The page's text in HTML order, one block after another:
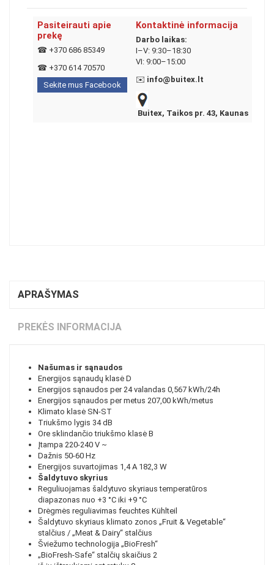
Pasiteirauti apie
prekę
☎ +370 686 85349
☎ +370 614 70570
Sekite mus Facebook
Kontaktinė informacija
Darbo laikas:
I–V: 9:30–18:30
VI: 9:00–15:00
✉️ info@buitex.lt
Buitex, Taikos pr. 43, Kaunas
APRAŠYMAS
PREKĖS INFORMACIJA
Našumas ir sąnaudos
Energijos sąnaudų klasė D
Energijos sąnaudos per 24 valandas 0,567 kWh/24h
Energijos sąnaudos per metus 207,00 kWh/metus
Klimato klasė SN-ST
Triukšmo lygis 34 dB
Ore sklindančio triukšmo klasė B
Įtampa 220-240 V ~
Dažnis 50-60 Hz
Energijos suvartojimas 1,4 A 182,3 W
Šaldytuvo skyrius
Reguliuojamas šaldytuvo skyriaus temperatūros
diapazonas nuo +3 °C iki +9 °C
Drėgmės reguliavimas feuchtes Kühlteil
Šaldytuvo skyriaus klimato zonos „Fruit & Vegetable“
stalčius / „Meat & Dairy“ stalčius
Šviežumo technologija „BioFresh“
„BioFresh-Safe“ stalčių skaičius 2